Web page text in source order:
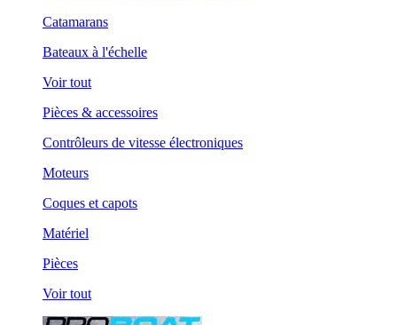
Catamarans
Bateaux à l'échelle
Voir tout
Pièces & accessoires
Contrôleurs de vitesse électroniques
Moteurs
Coques et capots
Matériel
Pièces
Voir tout